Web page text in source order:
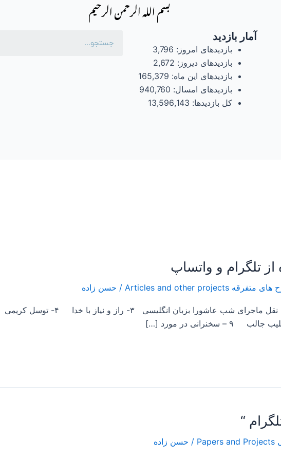
بسم الله الرحمن الرحیم
آمار بازدید
بازدیدهای امروز: 3,796
بازدیدهای دیروز: 2,672
بازدیدهای این ماه: 165,379
بازدیدهای امسال: 940,760
کل بازدیدها: 13,596,143
/ حسن زاده
/ حسن زاده